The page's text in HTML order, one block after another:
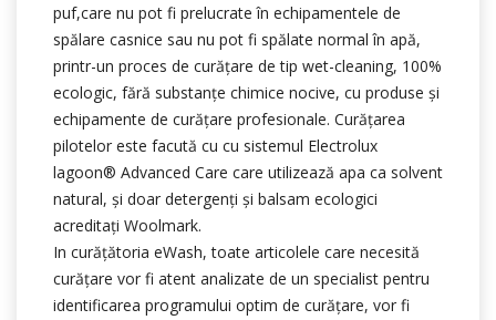
puf,care nu pot fi prelucrate în echipamentele de
spălare casnice sau nu pot fi spălate normal în apă,
printr-un proces de curățare de tip wet-cleaning, 100%
ecologic, fără substanțe chimice nocive, cu produse și
echipamente de curățare profesionale. Curățarea
pilotelor este facută cu cu sistemul Electrolux
lagoon® Advanced Care care utilizează apa ca solvent
natural, şi doar detergenți şi balsam ecologici
acreditați Woolmark.
In curățătoria eWash, toate articolele care necesită
curățare vor fi atent analizate de un specialist pentru
identificarea programului optim de curățare, vor fi